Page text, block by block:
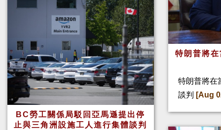
BC勞工關係局駁回亞馬遜提出停
止與三角洲設施工人進行集體談判
特朗普將
特朗普將在
談判
[Aug